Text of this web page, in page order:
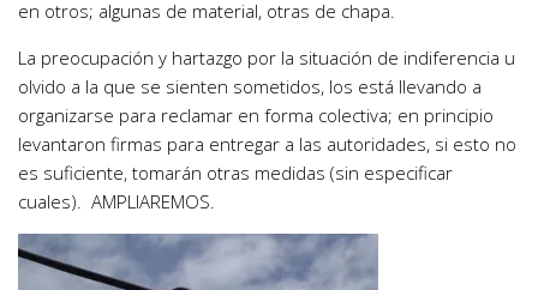
en otros; algunas de material, otras de chapa.
La preocupación y hartazgo por la situación de indiferencia u
olvido a la que se sienten sometidos, los está llevando a
organizarse para reclamar en forma colectiva; en principio
levantaron firmas para entregar a las autoridades, si esto no
es suficiente, tomarán otras medidas (sin especificar
cuales). AMPLIAREMOS.